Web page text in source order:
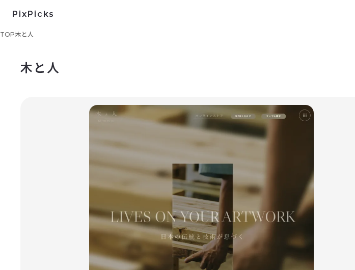
PixPicks
TOP木と人
木と人